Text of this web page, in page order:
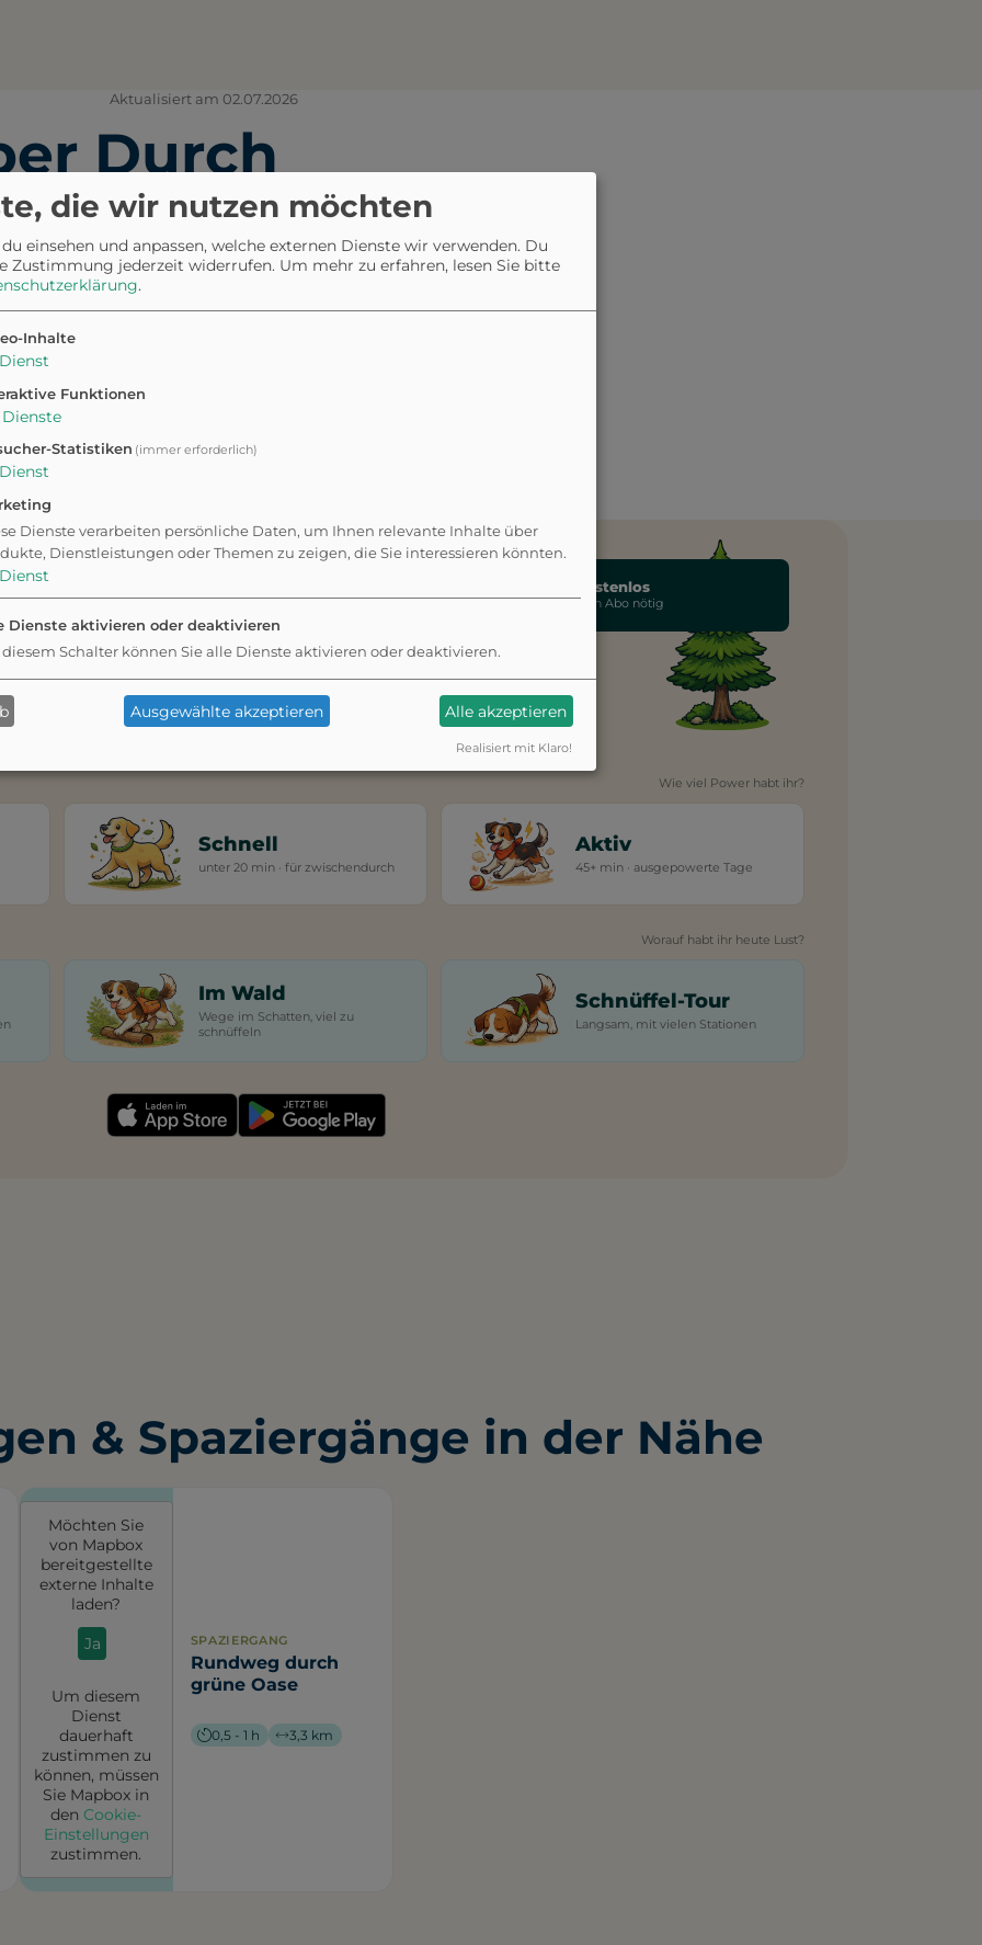
Aktualisiert am 02.07.2026
Durch
wissen
der ruhigen Atmosphäre
werdet ihr von grünen
begleitet.
lassen und die Natur in
Runden
Kostenlos
Kein Abo nötig
App, wie viel Zeit
euch eine
Wie viel Power habt ihr?
Schnell
unter 20 min · für zwischendurch
Aktiv
45+ min · ausgepowerte Tage
Worauf habt ihr heute Lust?
Im Wald
Wege im Schatten, viel zu
schnüffeln
Schnüffel-Tour
Langsam, mit vielen Stationen
& Spaziergänge in der Nähe
Möchten Sie
von Mapbox
bereitgestellte
externe Inhalte
laden?
Ja
Um diesem
Dienst
dauerhaft
zustimmen zu
können, müssen
Sie Mapbox in
denCookie-
Einstellungen
zustimmen.
SPAZIERGANG
Rundweg durch
grüne Oase
0,5 - 1 h 3,3 km
die wir nutzen möchten
einsehen und anpassen, welche externen Dienste wir verwenden. Du
Zustimmung jederzeit widerrufen. Um mehr zu erfahren, lesen Sie bitte
.
Inhalte
Dienst
Funktionen
Dienste
Statistiken (immer erforderlich)
Dienst
Dienste verarbeiten persönliche Daten, um Ihnen relevante Inhalte über
Dienstleistungen oder Themen zu zeigen, die Sie interessieren könnten.
Dienst
Dienste aktivieren oder deaktivieren
diesem Schalter können Sie alle Dienste aktivieren oder deaktivieren.
Ausgewählte akzeptieren Alle akzeptieren
Realisiert mit Klaro!